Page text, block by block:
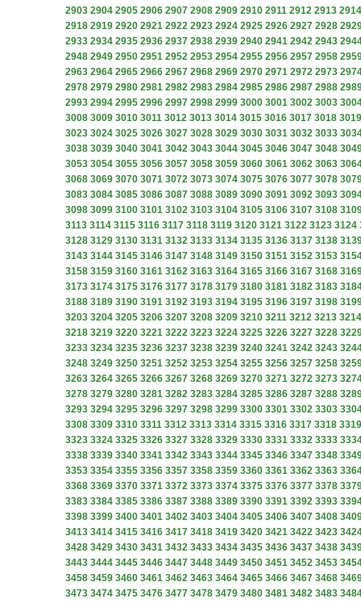
2903 2904 2905 2906 2907 2908 2909 2910 2911 2912 2913 2914
2918 2919 2920 2921 2922 2923 2924 2925 2926 2927 2928
2933 2934 2935 2936 2937 2938 2939 2940 2941 2942 2943
2948 2949 2950 2951 2952 2953 2954 2955 2956 2957 2958
2963 2964 2965 2966 2967 2968 2969 2970 2971 2972 2973
2978 2979 2980 2981 2982 2983 2984 2985 2986 2987 2988
2993 2994 2995 2996 2997 2998 2999 3000 3001 3002 3003
3008 3009 3010 3011 3012 3013 3014 3015 3016 3017 3018 3019
3023 3024 3025 3026 3027 3028 3029 3030 3031 3032 3033
3038 3039 3040 3041 3042 3043 3044 3045 3046 3047 3048
3053 3054 3055 3056 3057 3058 3059 3060 3061 3062 3063
3068 3069 3070 3071 3072 3073 3074 3075 3076 3077 3078
3083 3084 3085 3086 3087 3088 3089 3090 3091 3092 3093
3098 3099 3100 3101 3102 3103 3104 3105 3106 3107 3108
3113 3114 3115 3116 3117 3118 3119 3120 3121 3122 3123 3124
3128 3129 3130 3131 3132 3133 3134 3135 3136 3137 3138
3143 3144 3145 3146 3147 3148 3149 3150 3151 3152 3153
3158 3159 3160 3161 3162 3163 3164 3165 3166 3167 3168
3173 3174 3175 3176 3177 3178 3179 3180 3181 3182 3183
3188 3189 3190 3191 3192 3193 3194 3195 3196 3197 3198
3203 3204 3205 3206 3207 3208 3209 3210 3211 3212 3213 3214
3218 3219 3220 3221 3222 3223 3224 3225 3226 3227 3228
3233 3234 3235 3236 3237 3238 3239 3240 3241 3242 3243
3248 3249 3250 3251 3252 3253 3254 3255 3256 3257 3258
3263 3264 3265 3266 3267 3268 3269 3270 3271 3272 3273
3278 3279 3280 3281 3282 3283 3284 3285 3286 3287 3288
3293 3294 3295 3296 3297 3298 3299 3300 3301 3302 3303
3308 3309 3310 3311 3312 3313 3314 3315 3316 3317 3318 3319
3323 3324 3325 3326 3327 3328 3329 3330 3331 3332 3333
3338 3339 3340 3341 3342 3343 3344 3345 3346 3347 3348
3353 3354 3355 3356 3357 3358 3359 3360 3361 3362 3363
3368 3369 3370 3371 3372 3373 3374 3375 3376 3377 3378
3383 3384 3385 3386 3387 3388 3389 3390 3391 3392 3393
3398 3399 3400 3401 3402 3403 3404 3405 3406 3407 3408
3413 3414 3415 3416 3417 3418 3419 3420 3421 3422 3423
3428 3429 3430 3431 3432 3433 3434 3435 3436 3437 3438
3443 3444 3445 3446 3447 3448 3449 3450 3451 3452 3453
3458 3459 3460 3461 3462 3463 3464 3465 3466 3467 3468
3473 3474 3475 3476 3477 3478 3479 3480 3481 3482 3483